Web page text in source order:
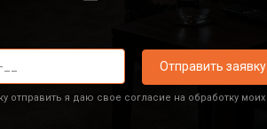
Отправить заявку
отправить я даю свое согласие на обработку моих